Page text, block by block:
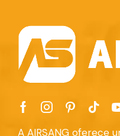
A AIRSANG oferece